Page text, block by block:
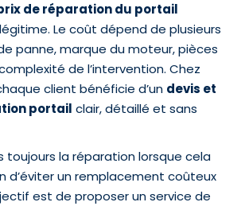
de réparation du portail
Le coût dépend de plusieurs
panne, marque du moteur, pièces
de l’intervention. Chez
client bénéficie d’un devis et
portail clair, détaillé et sans
toujours la réparation lorsque cela
d’éviter un remplacement coûteux
est de proposer un service de